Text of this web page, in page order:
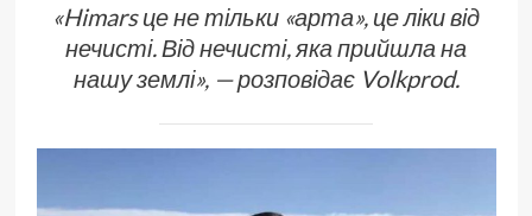
«Himars це не тільки «арта», це ліки від
нечисті. Від нечисті, яка прийшла на
нашу землі», — розповідає Volkprod.